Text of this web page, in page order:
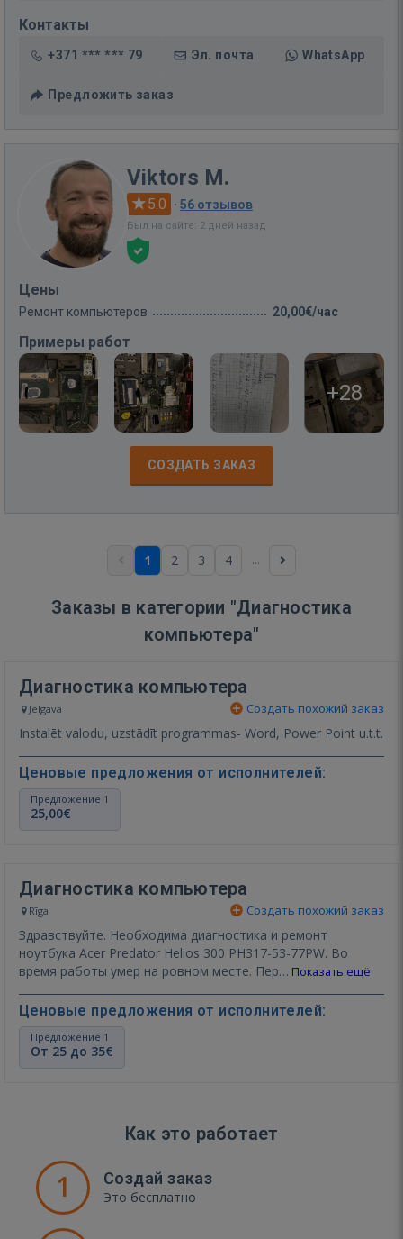
Контакты
+371 *** *** 79 Эл. почта WhatsApp
Предложить заказ
Viktors M.
5.0 · 56 отзывов
Был на сайте: 2 дней назад
Цены
Ремонт компьютеров 20,00€/час
Примеры работ
+28
СОЗДАТЬ ЗАКАЗ
1 2 3 4 ...
Заказы в категории "Диагностика
компьютера"
Диагностика компьютера
Jelgava Создать похожий заказ
Instalēt valodu, uzstādīt programmas- Word, Power Point u.t.t.
Ценовые предложения от исполнителей:
Предложение 1
25,00€
Диагностика компьютера
Rīga Создать похожий заказ
Здравствуйте. Необходима диагностика и ремонт
ноутбука Acer Predator Helios 300 PH317-53-77PW. Во
время работы умер на ровном месте. Пер… Показать ещё
Ценовые предложения от исполнителей:
Предложение 1
От 25 до 35€
Как это работает
1 Создай заказ
Это бесплатно